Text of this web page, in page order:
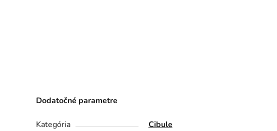
Dodatočné parametre
Kategória
Cibule